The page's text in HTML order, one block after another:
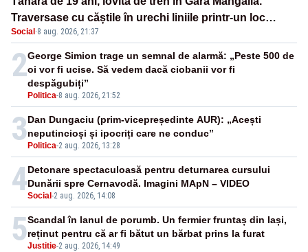
Traversase cu căștile în urechi liniile printr-un loc
nepermis
Social ·8 aug. 2026, 21:37
2
Politica-8 aug. 2026, 21:52
George Simion trage un semnal de alarmă: „Peste 500 de
oi vor fi ucise. Să vedem dacă ciobanii vor fi
despăgubiți”
3 Politica-2 aug. 2026, 13:28
Dan Dungaciu (prim-vicepreședinte AUR): „Acești
neputincioși și ipocriți care ne conduc”
4Social -2 aug. 2026, 14:08
Detonare spectaculoasă pentru deturnarea cursului
Dunării spre Cernavodă. Imagini MApN – VIDEO
5Justitie-2 aug. 2026, 14:49
Scandal în lanul de porumb. Un fermier fruntaș din Iași,
reținut pentru că ar fi bătut un bărbat prins la furat